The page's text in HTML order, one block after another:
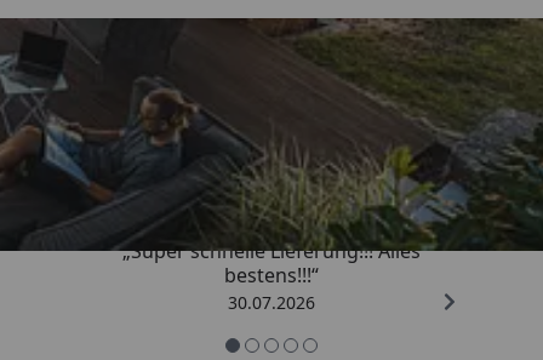
Trusted Shops
4,93/ 5
„Super schnelle Lieferung!!! Alles
bestens!!!“
30.07.2026